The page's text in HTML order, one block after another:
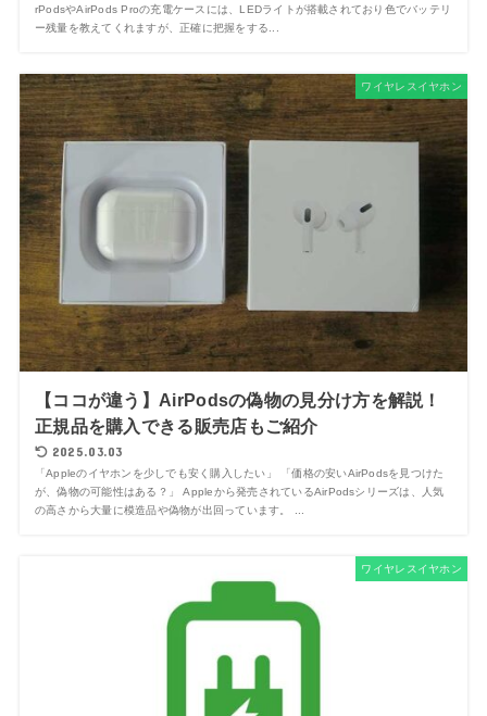
rPodsやAirPods Proの充電ケースには、LEDライトが搭載されており色でバッテリ
ー残量を教えてくれますが、正確に把握をする...
ワイヤレスイヤホン
【ココが違う】AirPodsの偽物の見分け方を解説！
正規品を購入できる販売店もご紹介
2025.03.03
「Appleのイヤホンを少しでも安く購入したい」 「価格の安いAirPodsを見つけた
が、偽物の可能性はある？」 Appleから発売されているAirPodsシリーズは、人気
の高さから大量に模造品や偽物が出回っています。 ...
ワイヤレスイヤホン